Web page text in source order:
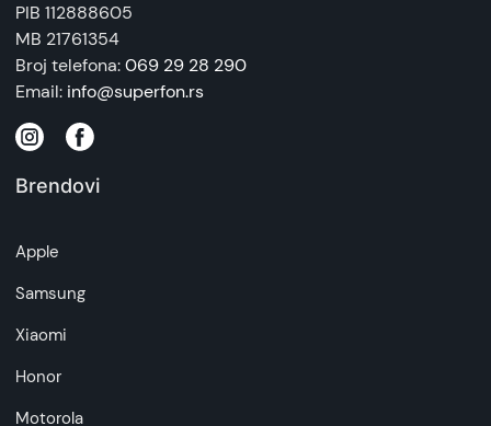
PIB 112888605
MB 21761354
Broj telefona:069 29 28 290
Email: info@superfon.rs
Brendovi
Apple
Samsung
Xiaomi
Honor
Motorola